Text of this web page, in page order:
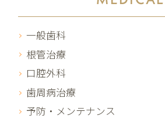
一般歯科
根管治療
口腔外科
歯周病治療
予防・メンテナンス